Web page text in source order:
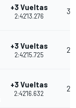
+3 Vueltas
2:42'13.276
30
+3 Vueltas
2:42'15.725
28
+3 Vueltas
2:42'16.632
26